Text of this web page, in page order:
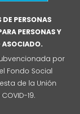
PERSONAS
PERSONAS Y
ASOCIADO.
por
Fondo Social
de la Unión
19.